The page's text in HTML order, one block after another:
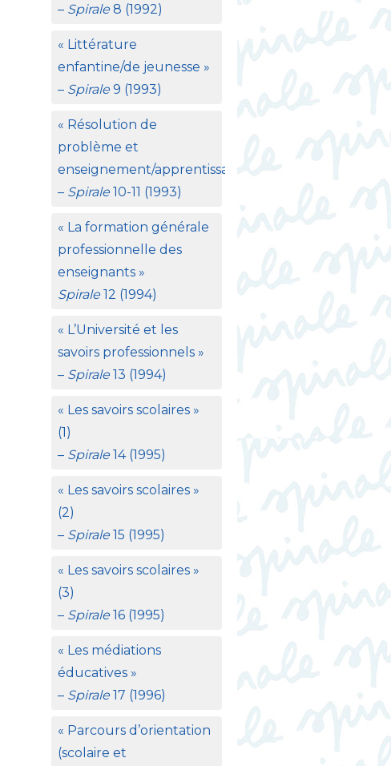
– Spirale8 (1992)
« Littérature
enfantine/de jeunesse »
– Spirale9 (1993)
« Résolution de
problème et
enseignement/apprentissage
– Spirale10-11 (1993)
« La formation générale
professionnelle des
enseignants »
Spirale12 (1994)
« L’Université et les
savoirs professionnels »
– Spirale13 (1994)
« Les savoirs scolaires »
(1)
– Spirale14 (1995)
« Les savoirs scolaires »
(2)
– Spirale15 (1995)
« Les savoirs scolaires »
(3)
– Spirale16 (1995)
« Les médiations
éducatives »
– Spirale17 (1996)
« Parcours d’orientation
(scolaire et